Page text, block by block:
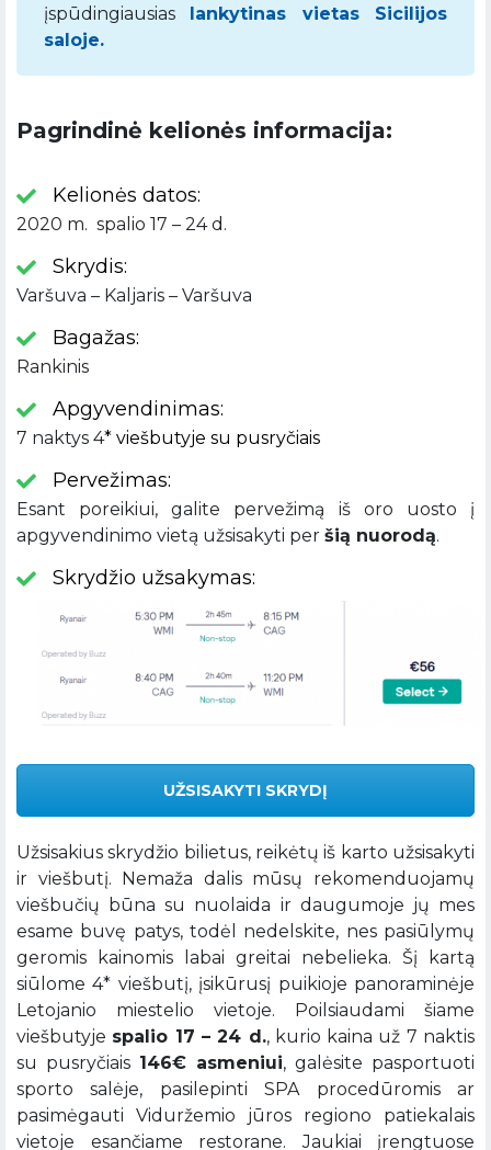
įspūdingiausias lankytinas vietas Sicilijos
saloje.
Pagrindinė kelionės informacija:
Kelionės datos:
2020 m. spalio 17 – 24 d.
Skrydis:
Varšuva – Kaljaris – Varšuva
Bagažas:
Rankinis
Apgyvendinimas:
7 naktys 4* viešbutyje su pusryčiais
Pervežimas:
Esant poreikiui, galite pervežimą iš oro uosto į
apgyvendinimo vietą užsisakyti per šią nuorodą.
Skrydžio užsakymas:
UŽSISAKYTI SKRYDĮ
Užsisakius skrydžio bilietus, reikėtų iš karto užsisakyti
ir viešbutį. Nemaža dalis mūsų rekomenduojamų
viešbučių būna su nuolaida ir daugumoje jų mes
esame buvę patys, todėl nedelskite, nes pasiūlymų
geromis kainomis labai greitai nebelieka. Šį kartą
siūlome 4* viešbutį, įsikūrusį puikioje panoraminėje
Letojanio miestelio vietoje. Poilsiaudami šiame
viešbutyje spalio 17 – 24 d., kurio kaina už 7 naktis
su pusryčiais 146€ asmeniui, galėsite pasportuoti
sporto salėje, pasilepinti SPA procedūromis ar
pasimėgauti Viduržemio jūros regiono patiekalais
vietoje esančiame restorane. Jaukiai įrengtuose